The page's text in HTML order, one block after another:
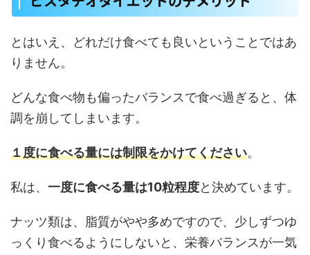
とはいえ、どれだけ食べても良いということではあ
りません。
どんな食べ物も偏ったバランスで食べ過ぎると、体
調を崩してしまいます。
１度に食べる量には制限をかけてください。
私は、 一度に食べる量は10粒程度と決めています。
ナッツ類は、脂質がやや多めですので、少しずつゆ
っくり食べるようにしないと、栄養バランスが一気